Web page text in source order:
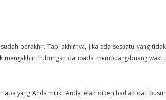
berakhir. Tapi akhirnya, jika ada sesuatu yang tidak
hubungan daripada membuang-buang waktu
apa yang Anda miliki, Anda telah diberi hadiah dari busur